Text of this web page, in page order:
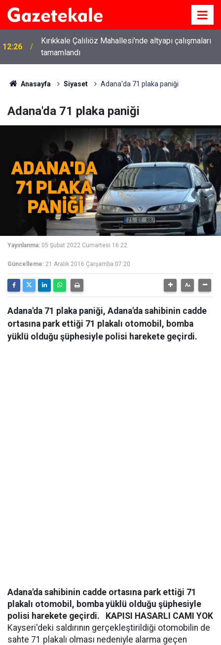
12:26
Kırıkkale Çalılıöz Mahallesi'nde altyapı çalışmaları
tamamlandı
Anasayfa Siyaset Adana'da 71 plaka paniği
Adana'da 71 plaka paniği
Yayınlanma: 05 Şubat 2022 Cumartesi 16:22
Güncelleme: 21 Aralık 2016 Çarşamba 07:20
Adana'da 71 plaka paniği, Adana'da sahibinin cadde
ortasına park ettiği 71 plakalı otomobil, bomba
yüklü olduğu şüphesiyle polisi harekete geçirdi.
Adana'da sahibinin cadde ortasına park ettiği 71
plakalı otomobil, bomba yüklü olduğu şüphesiyle
polisi harekete geçirdi.
KAPISI HASARLI CAMI YOK
Kayseri'deki saldırının gerçekleştirildiği otomobilin de
sahte 71 plakalı olması nedeniyle alarma geçen